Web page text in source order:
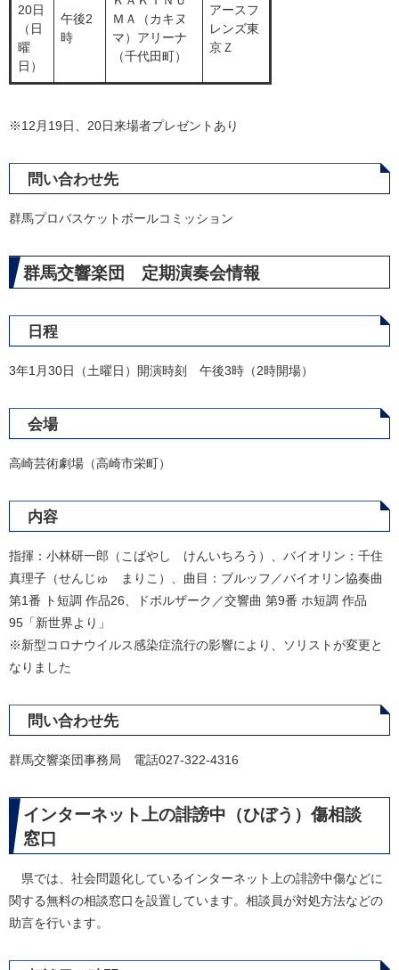
20日
（日
曜
日）
午後2
時
ＭＡ（カキヌ
マ）アリーナ
（千代田町）
アースフ
レンズ東
京Ｚ
※12月19日、20日来場者プレゼントあり
問い合わせ先
群馬プロバスケットボールコミッション
群馬交響楽団 定期演奏会情報
日程
3年1月30日（土曜日）開演時刻 午後3時（2時開場）
会場
高崎芸術劇場（高崎市栄町）
内容
指揮：小林研一郎（こばやし けんいちろう）、バイオリン：千住
真理子（せんじゅ まりこ）、曲目：ブルッフ／バイオリン協奏曲
第1番 ト短調 作品26、ドボルザーク／交響曲 第9番 ホ短調 作品
95「新世界より」
※新型コロナウイルス感染症流行の影響により、ソリストが変更と
なりました
問い合わせ先
群馬交響楽団事務局 電話027-322-4316
インターネット上の誹謗中（ひぼう）傷相談
窓口
県では、社会問題化しているインターネット上の誹謗中傷などに
関する無料の相談窓口を設置しています。相談員が対処方法などの
助言を行います。